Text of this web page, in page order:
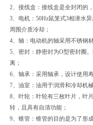
2、接线盒：接线盒是全封闭的
3、电机：50Hz鼠笼式3相潜水
周围介质冷却；
4、轴：电动机的轴采用不锈钢
5、密封：静密封为O型密封圈
离；
6、轴承：采用轴承，设计使用
7、油室：油用于润滑和冷却机
8、叶轮：叶轮有三枚叶片，叶
转，且具有自清功能；
9、锥管：锥管的目的是为了形